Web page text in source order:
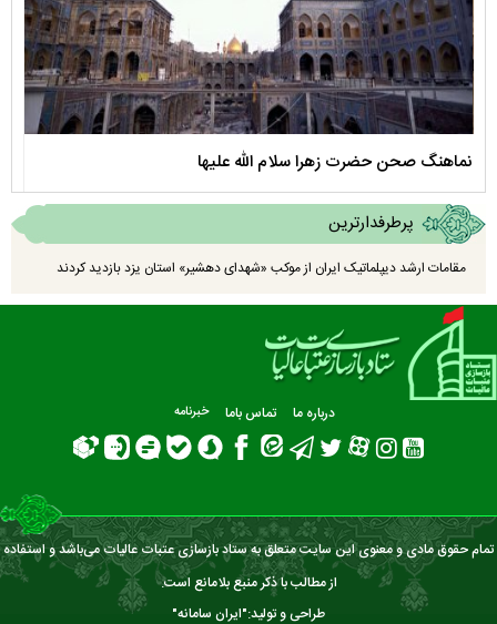
نماهنگ صحن حضرت زهرا سلام الله علیها
پرطرفدارترین
مقامات ارشد دیپلماتیک ایران از موکب «شهدای دهشیر» استان یزد بازدید کردند
درباره ما تماس باما خبرنامه
تمام حقوق مادی و معنوی این سایت متعلق به ستاد بازسازی عتبات عالیات می‌باشد و استفاده
از مطالب با ذکر منبع بلامانع است.
طراحی و تولید:"ایران سامانه"